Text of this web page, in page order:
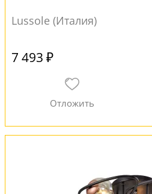
Lussole (Италия)
7 493 ₽